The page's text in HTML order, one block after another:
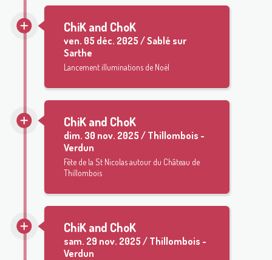
ChiK and ChoK
ven. 05 déc. 2025 / Sablé sur
Sarthe
Lancement illuminations de Noël
ChiK and ChoK
dim. 30 nov. 2025 / Thillombois -
Verdun
Fête de la St Nicolas autour du Château de
Thillombois
ChiK and ChoK
sam. 29 nov. 2025 / Thillombois -
Verdun